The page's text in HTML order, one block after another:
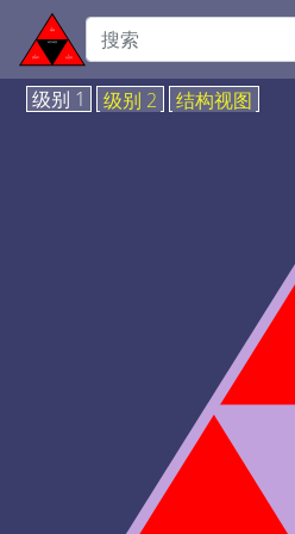
级别 1 级别 2 结构视图